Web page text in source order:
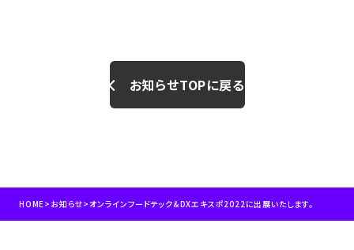
お知らせTOPに戻る
HOME> お知らせ>オンラインフードテック＆DXエキスポ2022に出展いたします。